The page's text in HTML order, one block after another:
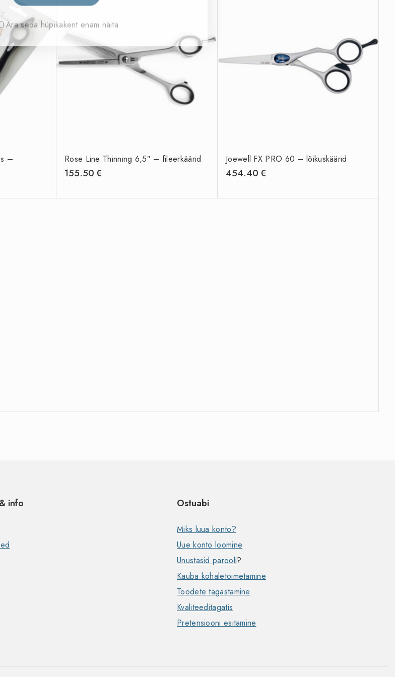
–
Rose Line Thinning 6,5″ – fileerkäärid
155.50 €
Joewell FX PRO 60 – lõikuskäärid
454.40 €
info Ostuabi
Miks luua konto?
Uue konto loomine
Unustasid parooli?
Kauba kohaletoimetamine
Toodete tagastamine
Kvaliteeditagatis
Pretensiooni esitamine
Ära seda hüpikakent enam näita